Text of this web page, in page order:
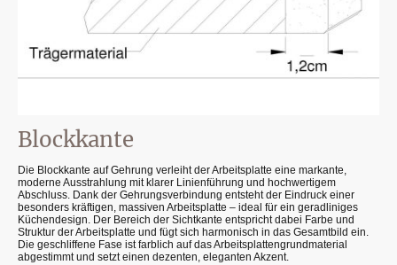
Blockkante
Die Blockkante auf Gehrung verleiht der Arbeitsplatte eine markante,
moderne Ausstrahlung mit klarer Linienführung und hochwertigem
Abschluss. Dank der Gehrungsverbindung entsteht der Eindruck einer
besonders kräftigen, massiven Arbeitsplatte – ideal für ein geradliniges
Küchendesign. Der Bereich der Sichtkante entspricht dabei Farbe und
Struktur der Arbeitsplatte und fügt sich harmonisch in das Gesamtbild ein.
Die geschliffene Fase ist farblich auf das Arbeitsplattengrundmaterial
abgestimmt und setzt einen dezenten, eleganten Akzent.